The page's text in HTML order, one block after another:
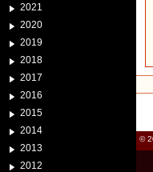
2021
2020
2019
2018
2017
2016
2015
2014
2013
2012
©